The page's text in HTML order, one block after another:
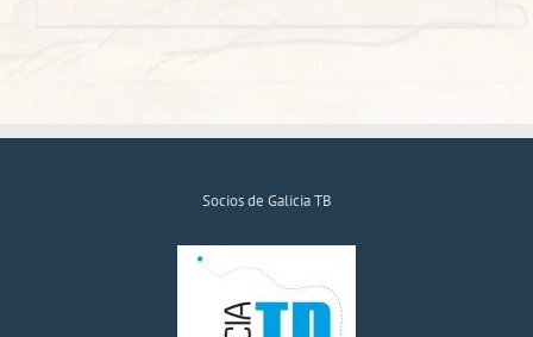
Socios de Galicia TB